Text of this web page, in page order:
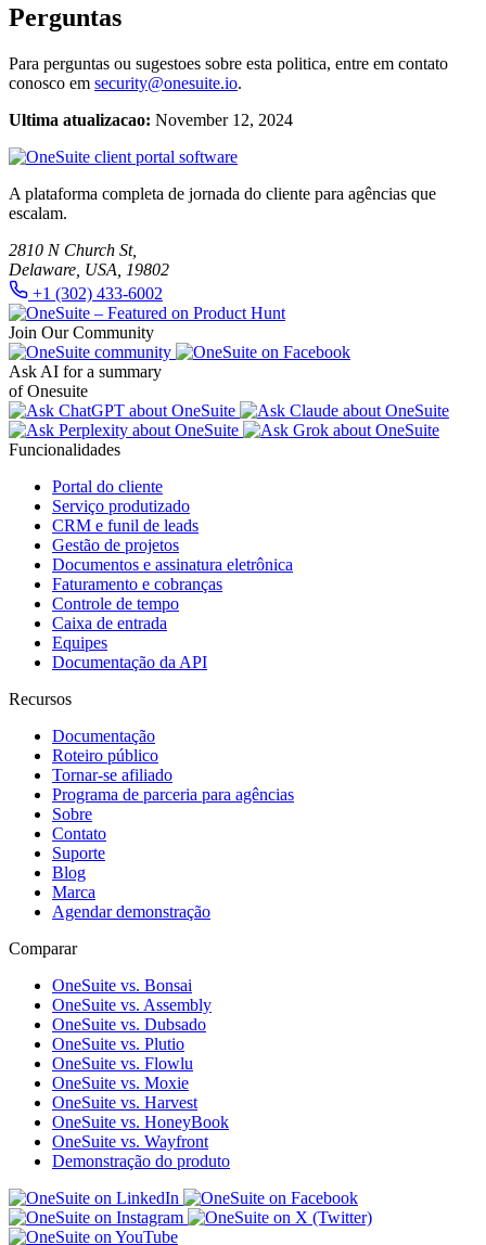
Perguntas
Para perguntas ou sugestoes sobre esta politica, entre em contato
conosco em security@onesuite.io.
Ultima atualizacao: November 12, 2024
A plataforma completa de jornada do cliente para agências que
escalam.
2810 N Church St,
Delaware, USA, 19802
+1 (302) 433-6002
Join Our Community
Ask AI for a summary
of Onesuite
Funcionalidades
Portal do cliente
Serviço produtizado
CRM e funil de leads
Gestão de projetos
Documentos e assinatura eletrônica
Faturamento e cobranças
Controle de tempo
Caixa de entrada
Equipes
Documentação da API
Recursos
Documentação
Roteiro público
Tornar-se afiliado
Programa de parceria para agências
Sobre
Contato
Suporte
Blog
Marca
Agendar demonstração
Comparar
OneSuite vs. Bonsai
OneSuite vs. Assembly
OneSuite vs. Dubsado
OneSuite vs. Plutio
OneSuite vs. Flowlu
OneSuite vs. Moxie
OneSuite vs. Harvest
OneSuite vs. HoneyBook
OneSuite vs. Wayfront
Demonstração do produto